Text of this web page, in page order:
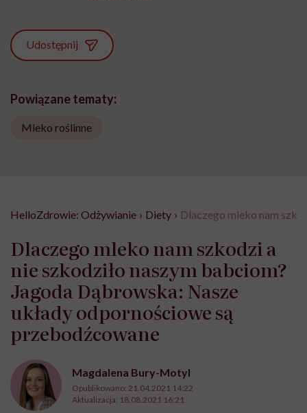
Udostępnij
Powiązane tematy:
Mleko roślinne
HelloZdrowie: Odżywianie › Diety › Dlaczego mleko nam
Dlaczego mleko nam szkodzi a
nie szkodziło naszym babciom?
Jagoda Dąbrowska: Nasze
układy odpornościowe są
przebodźcowane
Magdalena Bury-Motyl
Opublikowano: 21.04.2021 14:22
Aktualizacja: 18.08.2021 16:21